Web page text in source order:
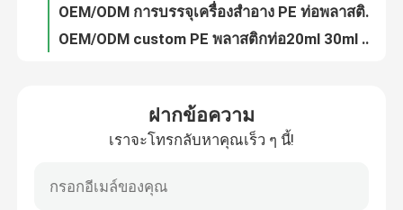
ติดต่อเรา
หลอดสกัด
OEM/ODM การบรรจุเครื่องสําอาง PE ท่อพลาสติกท่อ laminated ท่อโลชั่น ท่อ Hamd ครีม 5ml10ml15ml 20ml
OEM/ODM custom PE พลาสติกท่อ20ml 30ml 60ml 80ml ครีมตาเครื่องสําอาง BB ครีมน้ํามันอุดหนุนท่อบรรจุที่มีจมูกยาว
ฝากข้อความ
เราจะโทรกลับหาคุณเร็ว ๆ นี้!